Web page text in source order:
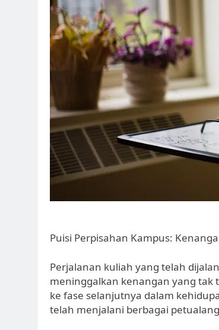
Puisi Perpisahan Kampus:
Perjalanan kuliah yang telah
meninggalkan kenangan yang tak
ke fase selanjutnya dalam
telah menjalani berbagai